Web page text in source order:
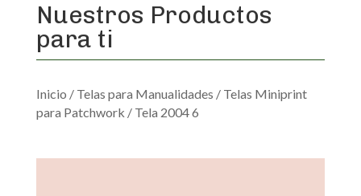
Nuestros Productos
para ti
Inicio / Telas para Manualidades / Telas Miniprint
para Patchwork / Tela 2004 6